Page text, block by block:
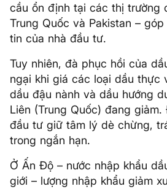
cầu ổn định tại các thị trường
Trung Quốc và Pakistan –
tin của nhà đầu tư.
Tuy nhiên, đà phục hồi của
ngại khi giá các loại dầu thực
dầu đậu nành và dầu hướng
Liên (Trung Quốc) đang
đầu tư giữ tâm lý dè chừng,
trong ngắn hạn.
Ở Ấn Độ – nước nhập khẩu
giới – lượng nhập khẩu giảm